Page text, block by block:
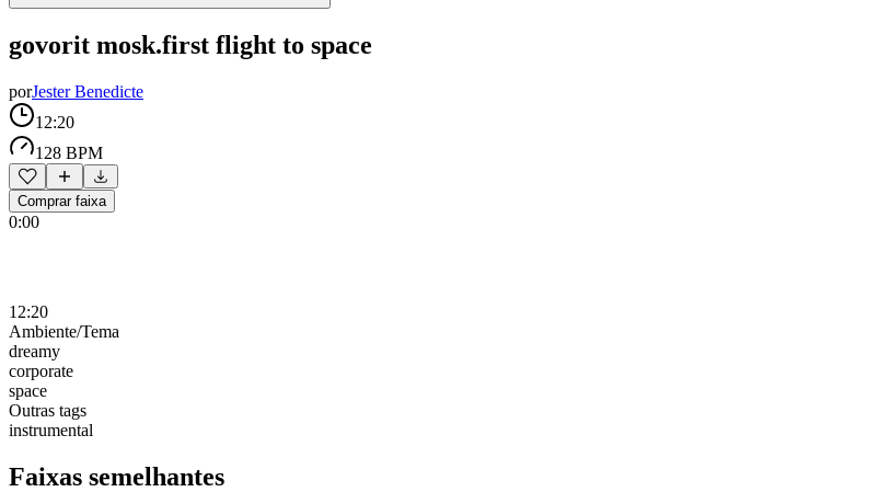
govorit mosk.first flight to space
porJester Benedicte
12:20
128 BPM
Comprar faixa
0:00
12:20
Ambiente/Tema
dreamy
corporate
space
Outras tags
instrumental
Faixas semelhantes